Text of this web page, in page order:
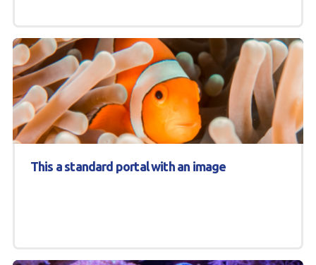
This a standard portal with an image